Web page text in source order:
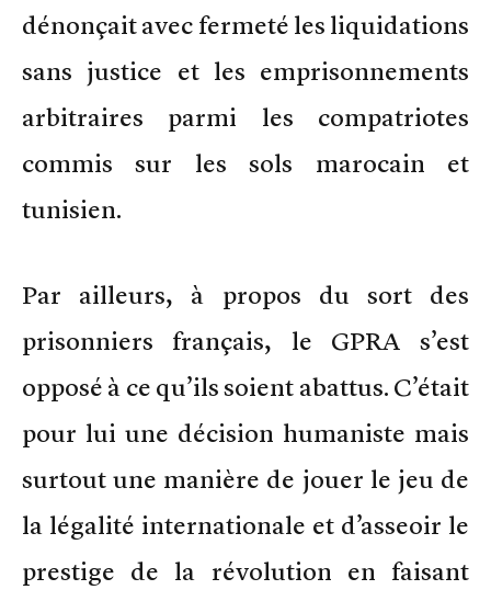
dénonçait avec fermeté les liquidations
sans justice et les emprisonnements
arbitraires parmi les compatriotes
commis sur les sols marocain et
tunisien.
Par ailleurs, à propos du sort des
prisonniers français, le GPRA s’est
opposé à ce qu’ils soient abattus. C’était
pour lui une décision humaniste mais
surtout une manière de jouer le jeu de
la légalité internationale et d’asseoir le
prestige de la révolution en faisant